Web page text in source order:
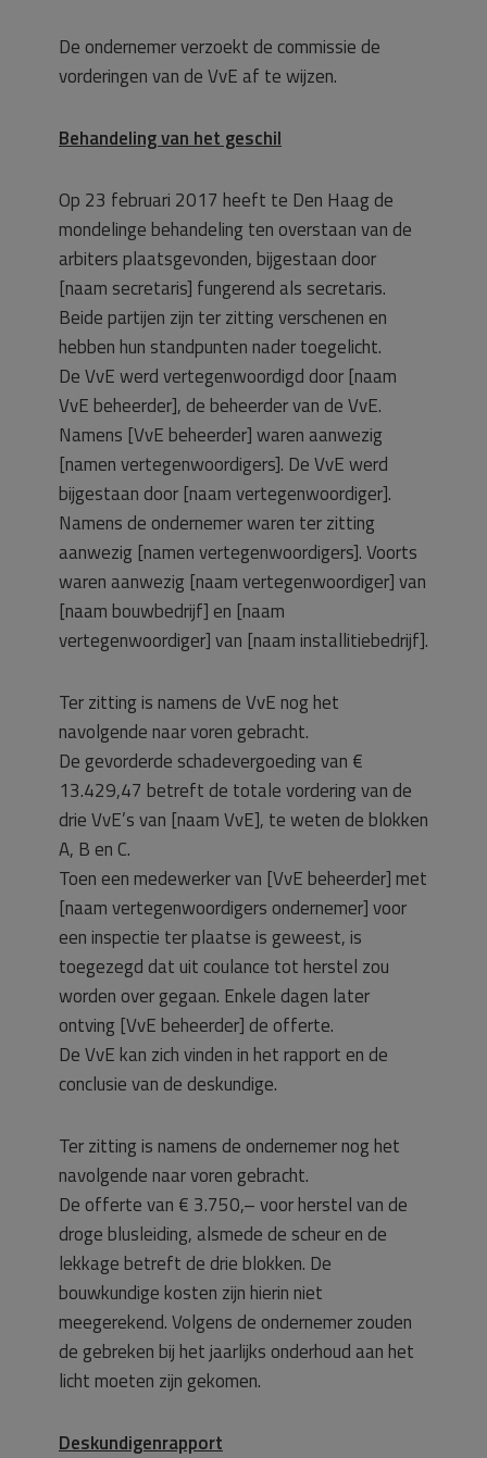
De ondernemer verzoekt de commissie de
vorderingen van de VvE af te wijzen.
Behandeling van het geschil
Op 23 februari 2017 heeft te Den Haag de
mondelinge behandeling ten overstaan van de
arbiters plaatsgevonden, bijgestaan door
[naam secretaris] fungerend als secretaris.
Beide partijen zijn ter zitting verschenen en
hebben hun standpunten nader toegelicht.
De VvE werd vertegenwoordigd door [naam
VvE beheerder], de beheerder van de VvE.
Namens [VvE beheerder] waren aanwezig
[namen vertegenwoordigers]. De VvE werd
bijgestaan door [naam vertegenwoordiger].
Namens de ondernemer waren ter zitting
aanwezig [namen vertegenwoordigers]. Voorts
waren aanwezig [naam vertegenwoordiger] van
[naam bouwbedrijf] en [naam
vertegenwoordiger] van [naam installitiebedrijf].
Ter zitting is namens de VvE nog het
navolgende naar voren gebracht.
De gevorderde schadevergoeding van €
13.429,47 betreft de totale vordering van de
drie VvE’s van [naam VvE], te weten de blokken
A, B en C.
Toen een medewerker van [VvE beheerder] met
[naam vertegenwoordigers ondernemer] voor
een inspectie ter plaatse is geweest, is
toegezegd dat uit coulance tot herstel zou
worden over gegaan. Enkele dagen later
ontving [VvE beheerder] de offerte.
De VvE kan zich vinden in het rapport en de
conclusie van de deskundige.
Ter zitting is namens de ondernemer nog het
navolgende naar voren gebracht.
De offerte van € 3.750,– voor herstel van de
droge blusleiding, alsmede de scheur en de
lekkage betreft de drie blokken. De
bouwkundige kosten zijn hierin niet
meegerekend. Volgens de ondernemer zouden
de gebreken bij het jaarlijks onderhoud aan het
licht moeten zijn gekomen.
Deskundigenrapport